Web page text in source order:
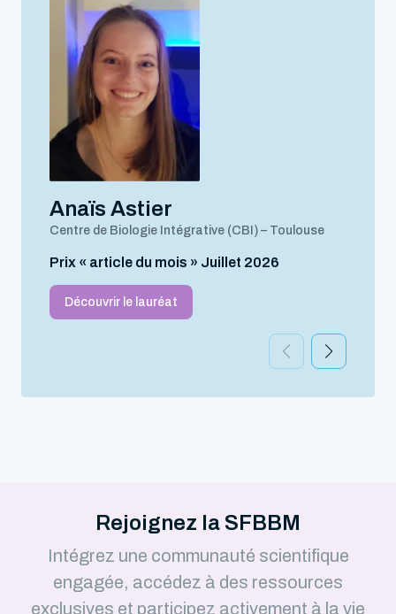
Anaïs Astier
Centre de Biologie Intégrative (CBI) – Toulouse
Prix « article du mois » Juillet 2026
Découvrir le lauréat
Rejoignez la SFBBM
Intégrez une communauté scientifique
engagée, accédez à des ressources
exclusives et participez activement à la vie